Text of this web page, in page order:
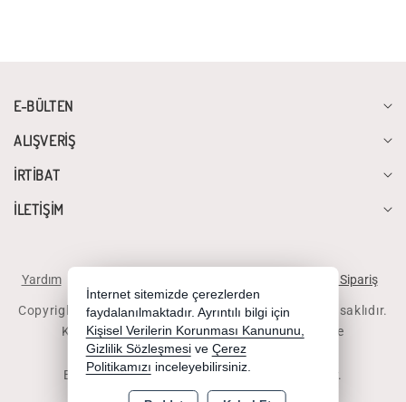
E-BÜLTEN
ALIŞVERİŞ
İRTİBAT
İLETİŞİM
Yardım Telefonla Sipariş
Copyright 2026 diyalogbilgisayar.com - Tüm hakları saklıdır.
Kredi kartı bilgileriniz 256bit SSL sertifikası ile
korunmaktadır.
Bu site AKINSOFT E-Ticaret ile hazırlanmıştır.
İnternet sitemizde çerezlerden
faydalanılmaktadır. Ayrıntılı bilgi için
Kişisel Verilerin Korunması Kanununu,
Gizlilik Sözleşmesi ve Çerez
Politikamızı inceleyebilirsiniz.